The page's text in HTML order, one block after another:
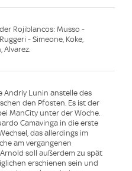
Rojiblancos: Musso -
- Simeone, Koke,
Alvarez.
Andriy Lunin anstelle des
den Pfosten. Es ist der
ManCity unter der Woche.
Camavinga in die erste
das allerdings im
am vergangenen
soll außerdem zu spät
erschienen sein und